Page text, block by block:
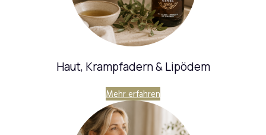
Haut, Krampfadern & Lipödem
Mehr erfahren